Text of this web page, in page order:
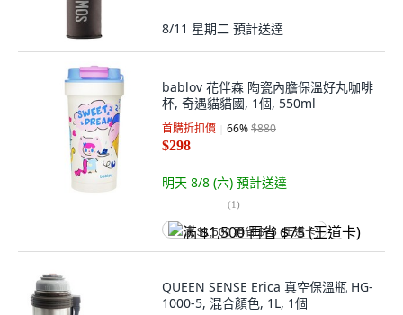
8/11 星期二 預計送達
bablov 花伴森 陶瓷內膽保溫好丸咖啡
杯, 奇遇貓貓國, 1個, 550ml
首購折扣價 66%$880
$298
明天 8/8 (六) 預計送達
(1)
满 $1,500 再省 $75 (王道卡)
QUEEN SENSE Erica 真空保溫瓶 HG-
1000-5, 混合顏色, 1L, 1個